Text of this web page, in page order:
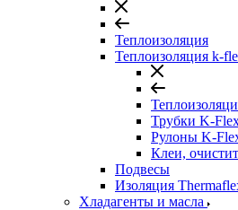
Теплоизоляция
Теплоизоляция k-
Трубки K-
Рулоны K-
Клеи,
Подвесы
Изоляция
Хладагенты и масла